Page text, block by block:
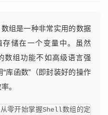
数组是一种非常实用的数据
储在一个变量中。虽然
数组功能不如高级语言强
库函数”（即封装好的操作
。